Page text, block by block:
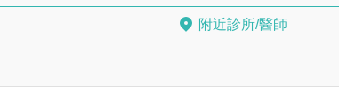
附近診所/醫師